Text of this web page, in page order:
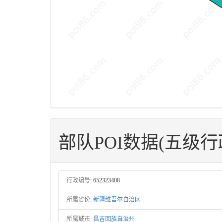
部队POI数据(五级
行政编号: 652323408
所属省份: 新疆维吾尔自治区
所属城市: 昌吉回族自治州